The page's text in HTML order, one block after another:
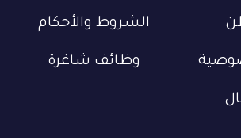
الشروط والأحكام
وظائف شاغرة